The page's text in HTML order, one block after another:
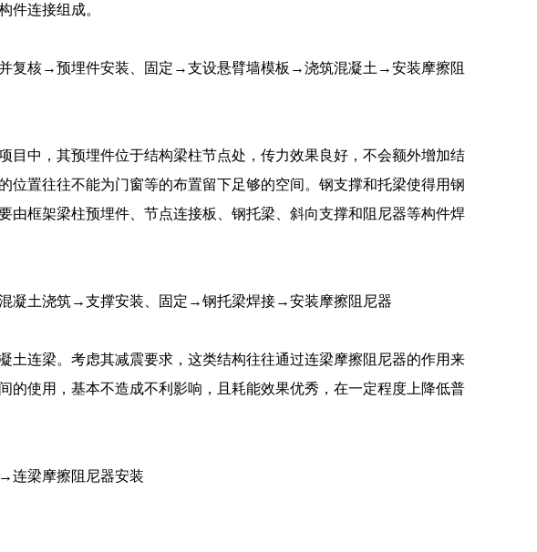
件连接组成。
复核→预埋件安装、固定→支设悬臂墙模板→浇筑混凝土→安装摩擦阻
目中，其预埋件位于结构梁柱节点处，传力效果良好，不会额外增加结
置往往不能为门窗等的布置留下足够的空间。钢支撑和托梁使得用钢
由框架梁柱预埋件、节点连接板、钢托梁、斜向支撑和阻尼器等构件焊
凝土浇筑→支撑安装、固定→钢托梁焊接→安装摩擦阻尼器
土连梁。考虑其减震要求，这类结构往往通过连梁摩擦阻尼器的作用来
的使用，基本不造成不利影响，且耗能效果优秀，在一定程度上降低普
梁摩擦阻尼器安装